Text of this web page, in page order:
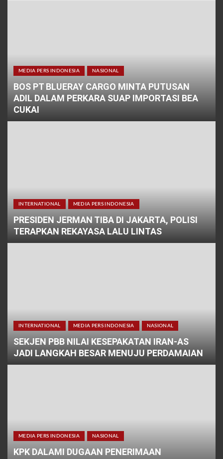
MEDIA PERS INDONESIA NASIONAL
BOS PT BLUERAY CARGO MINTA PUTUSAN
ADIL DALAM PERKARA SUAP IMPORTASI BEA
CUKAI
INTERNATIONAL MEDIA PERS INDONESIA
PRESIDEN JERMAN TIBA DI JAKARTA, POLISI
TERAPKAN REKAYASA LALU LINTAS
INTERNATIONAL MEDIA PERS INDONESIA NASIONAL
SEKJEN PBB NILAI KESEPAKATAN IRAN-AS
JADI LANGKAH BESAR MENUJU PERDAMAIAN
MEDIA PERS INDONESIA NASIONAL
KPK DALAMI DUGAAN PENERIMAAN